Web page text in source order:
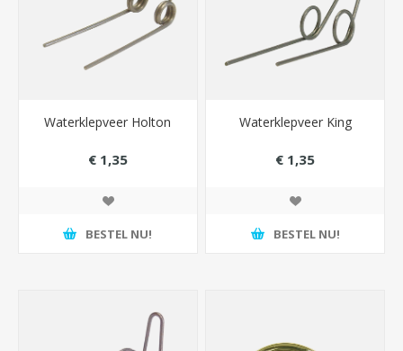
Waterklepveer Holton
€ 1,35
BESTEL NU!
Waterklepveer King
€ 1,35
BESTEL NU!